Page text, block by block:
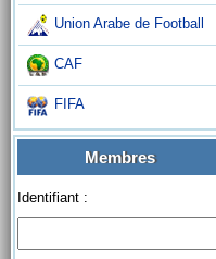
Union Arabe de Football
CAF
FIFA
Membres
Identifiant :